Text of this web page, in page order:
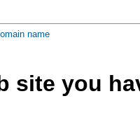
name
site you